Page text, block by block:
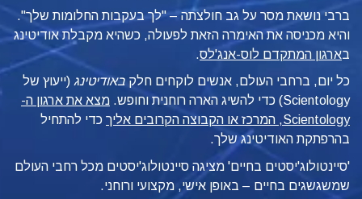
ברבי נושאת מסר על גב חולצתה – "לך בעקבות החלומות שלך".
והיא מכניסה את האימרה הזאת לפעולה, כשהיא מקבלתאודיטינג
בארגון המתקדם לוס-אנג'לס.
כל יום, ברחבי העולם, אנשים לוקחים חלק באודיטינג (ייעוץ של
Scientology) כדי להשיג הארה רוחנית וחופש.
מצא את ארגון ה-
Scientology, המרכז או הקבוצה הקרובים אליך
כדי להתחיל
בהרפתקת האודיטינג שלך.
'סיינטולוג'יסטים בחיים' מציגה סיינטולוג'יסטים מכל רחבי העולם
שמשגשגים בחיים – באופן אישי, מקצועי ורוחני.